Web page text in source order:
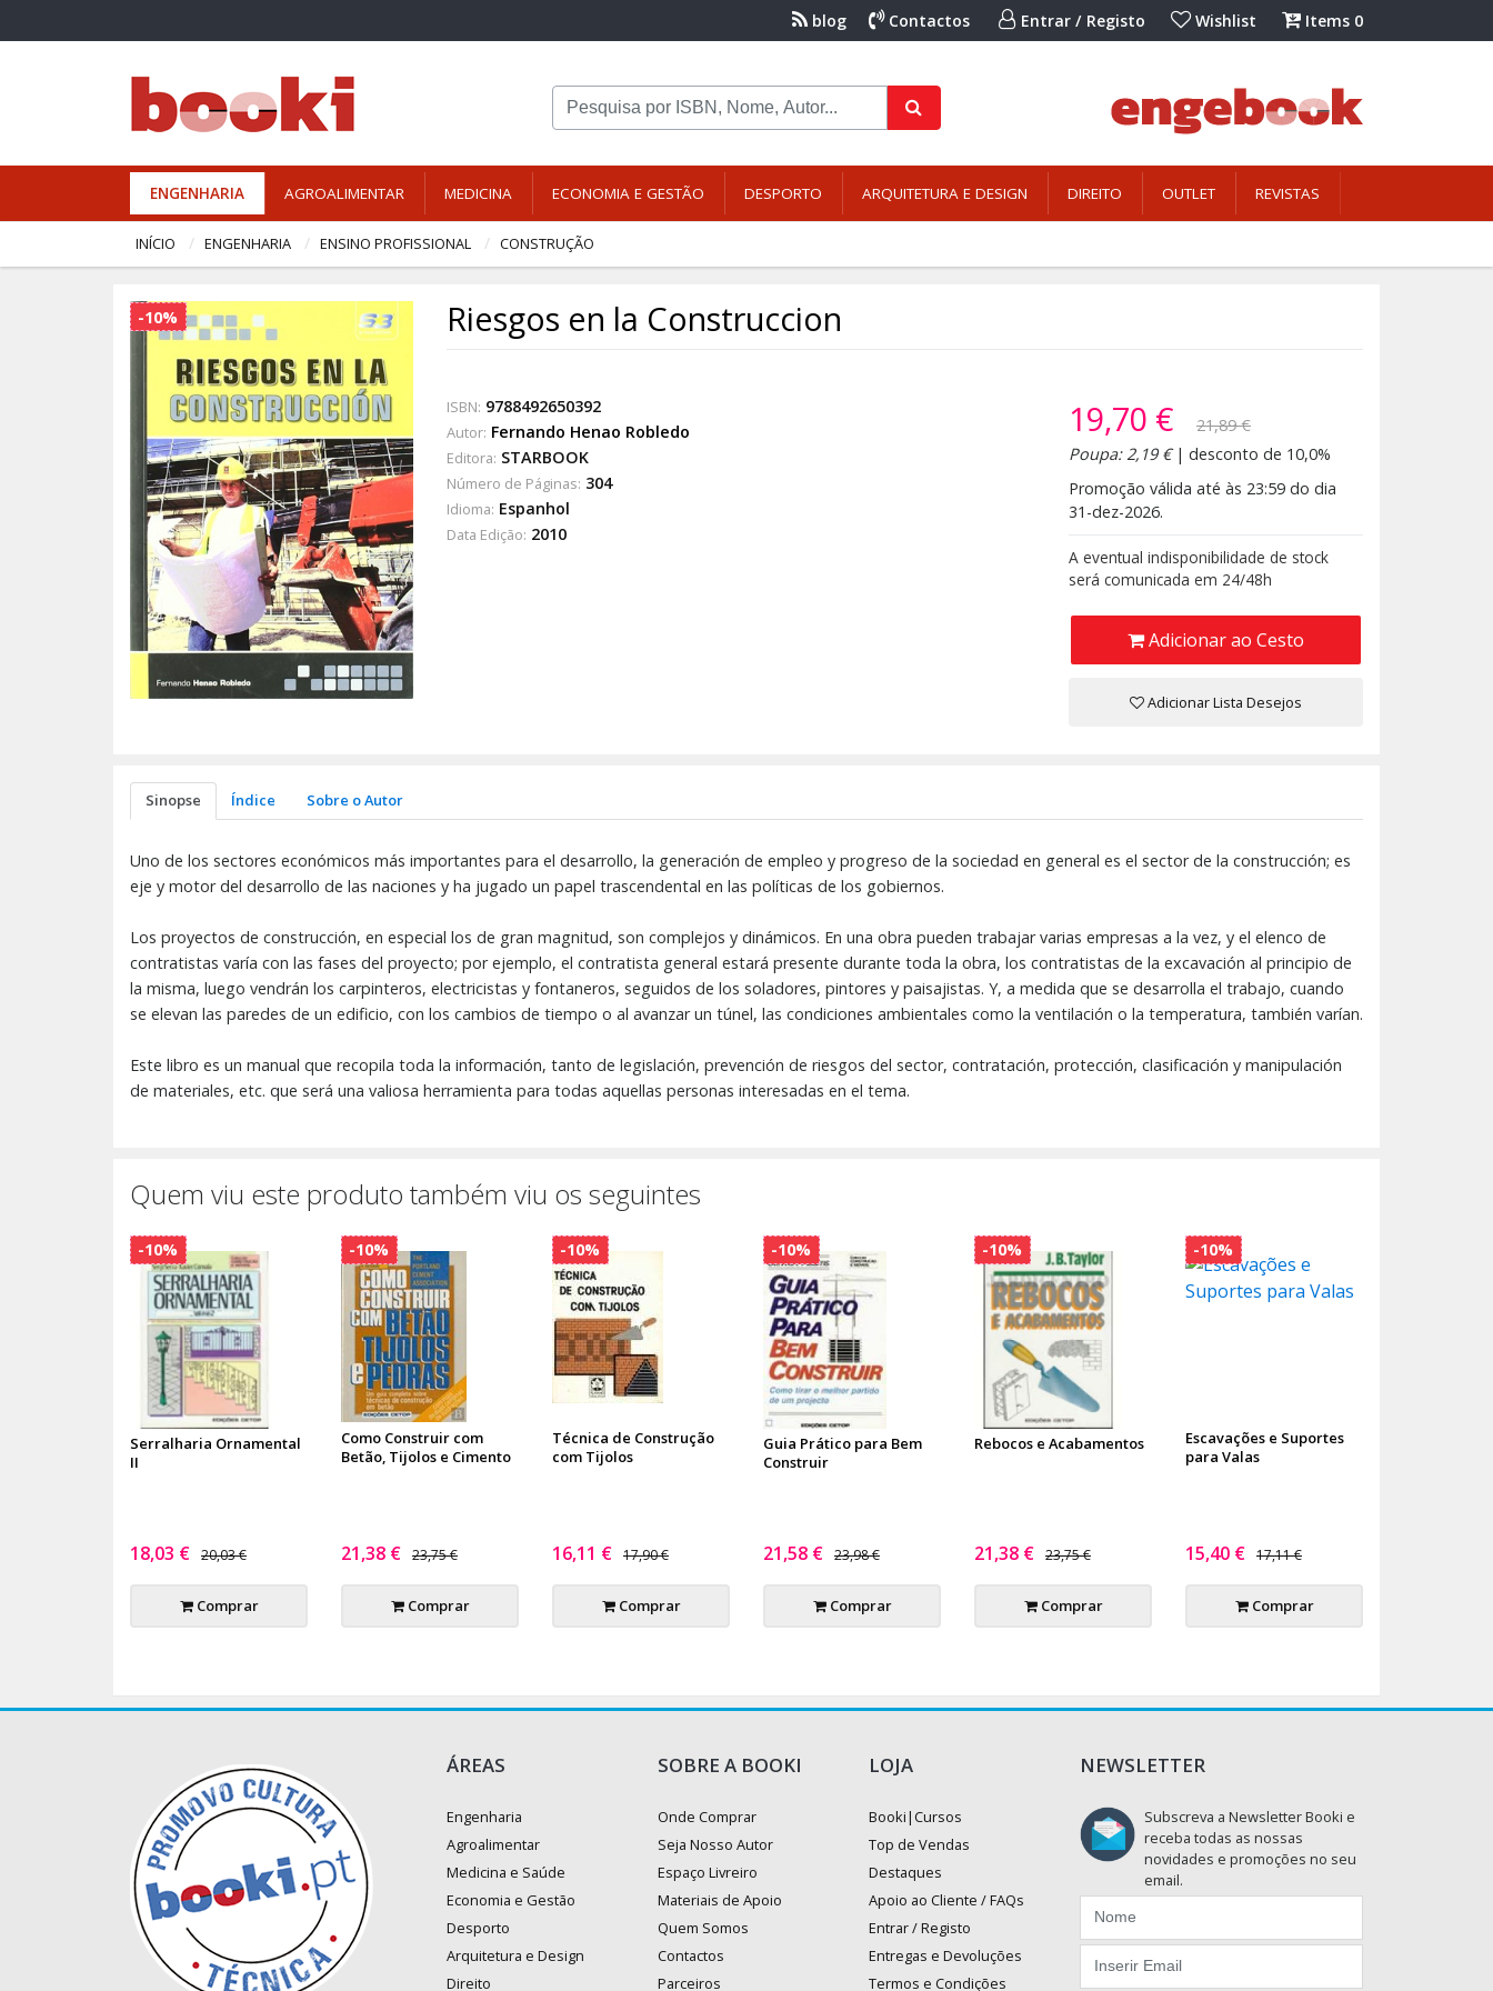
blog Contactos Entrar / Registo Wishlist Items 0
ENGENHARIA AGROALIMENTAR MEDICINA ECONOMIA E GESTÃO DESPORTO ARQUITETURA E DESIGN DIREITO OUTLET REVISTAS
INÍCIO ENGENHARIA ENSINO PROFISSIONAL CONSTRUÇÃO
-10% Riesgos en la Construccion
ISBN: 9788492650392
Autor: Fernando Henao Robledo
Editora: STARBOOK
Número de Páginas: 304
Idioma: Espanhol
Data Edição: 2010
19,70 €
21,89 €
Poupa: 2,19 €| desconto de 10,0%
Promoção válida até às 23:59 do dia
31-dez-2026.
A eventual indisponibilidade de stock
será comunicada em 24/48h
Adicionar ao Cesto
Adicionar Lista Desejos
Sinopse Índice Sobre o Autor
Uno de los sectores económicos más importantes para el desarrollo, la generación de empleo y progreso de la sociedad en general es el sector de la construcción; es
eje y motor del desarrollo de las naciones y ha jugado un papel trascendental en las políticas de los gobiernos.
Los proyectos de construcción, en especial los de gran magnitud, son complejos y dinámicos. En una obra pueden trabajar varias empresas a la vez, y el elenco de
contratistas varía con las fases del proyecto; por ejemplo, el contratista general estará presente durante toda la obra, los contratistas de la excavación al principio de
la misma, luego vendrán los carpinteros, electricistas y fontaneros, seguidos de los soladores, pintores y paisajistas. Y, a medida que se desarrolla el trabajo, cuando
se elevan las paredes de un edificio, con los cambios de tiempo o al avanzar un túnel, las condiciones ambientales como la ventilación o la temperatura, también varían.
Este libro es un manual que recopila toda la información, tanto de legislación, prevención de riesgos del sector, contratación, protección, clasificación y manipulación
de materiales, etc. que será una valiosa herramienta para todas aquellas personas interesadas en el tema.
Quem viu este produto também viu os seguintes
Serralharia Ornamental
II
18,03 € 20,03 €
Comprar
-10%
Como Construir com
Betão, Tijolos e Cimento
21,38 € 23,75 €
Comprar
-10%
Técnica de Construção
com Tijolos
16,11 € 17,90 €
Comprar
-10%
Guia Prático para Bem
Construir
21,58 € 23,98 €
Comprar
-10%
Rebocos e Acabamentos
21,38 € 23,75 €
Comprar
-10%
Escavações e Suportes
para Valas
15,40 € 17,11 €
Comprar
-10%
ÁREAS
Engenharia
Agroalimentar
Medicina e Saúde
Economia e Gestão
Desporto
Arquitetura e Design
Direito
SOBRE A BOOKI
Onde Comprar
Seja Nosso Autor
Espaço Livreiro
Materiais de Apoio
Quem Somos
Contactos
Parceiros
LOJA
Booki|Cursos
Top de Vendas
Destaques
Apoio ao Cliente / FAQs
Entrar / Registo
Entregas e Devoluções
Termos e Condições
NEWSLETTER
Subscreva a Newsletter Booki e
receba todas as nossas
novidades e promoções no seu
email.